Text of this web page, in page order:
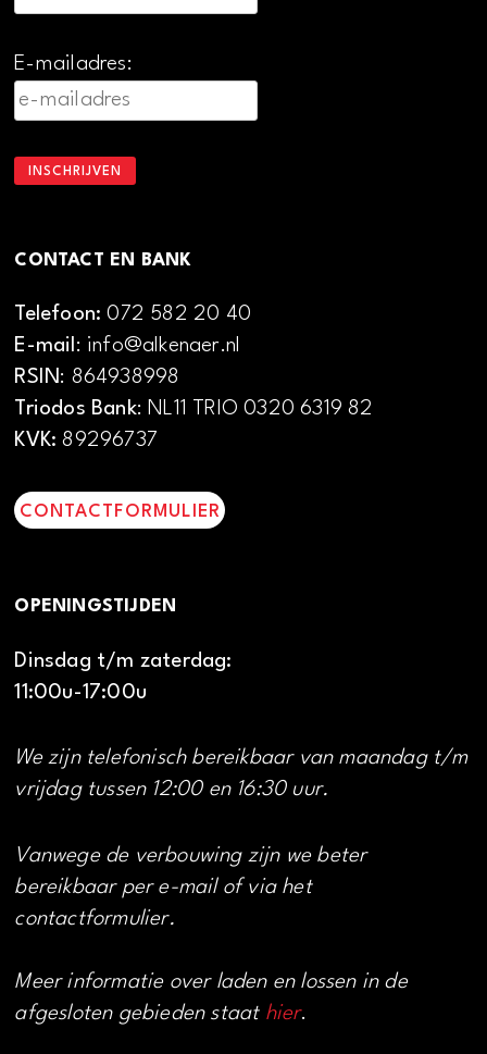
E-mailadres:
CONTACT EN BANK
Telefoon:072 582 20 40
E-mail: info@alkenaer.nl
RSIN: 864938998
Triodos Bank: NL11 TRIO 0320 6319 82
KVK: 89296737
CONTACTFORMULIER
OPENINGSTIJDEN
Dinsdag t/m zaterdag:
11:00u-17:00u
We zijn telefonisch bereikbaar van maandag t/m
vrijdag tussen 12:00 en 16:30 uur.
Vanwege de verbouwing zijn we beter
bereikbaar per e-mail of via het
contactformulier.
Meer informatie over laden en lossen in de
afgesloten gebieden staat hier.